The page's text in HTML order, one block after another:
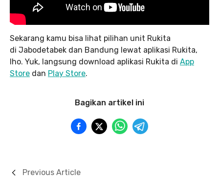
Sekarang kamu bisa lihat pilihan unit Rukita
di Jabodetabek dan Bandung lewat aplikasi Rukita,
lho. Yuk, langsung download aplikasi Rukita di App
Store dan Play Store.
Bagikan artikel ini
Previous Article